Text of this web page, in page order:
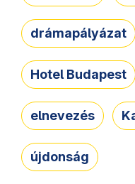
drámapályázat
Hotel Budapest
elnevezés
újdonság